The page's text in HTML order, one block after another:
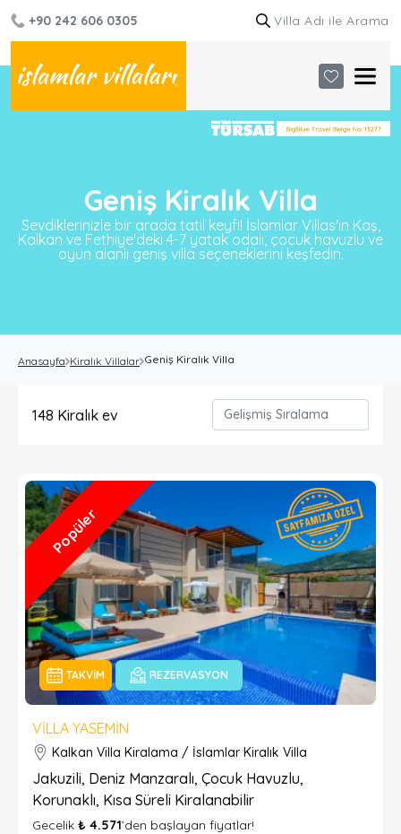
+90 242 606 0305
Geniş Kiralık Villa
Sevdiklerinizle bir arada tatil keyfi! İslamlar Villas'ın Kaş,
Kalkan ve Fethiye'deki 4-7 yatak odalı, çocuk havuzlu ve
oyun alanlı geniş villa seçeneklerini keşfedin.
Anasayfa Kiralık Villalar Geniş Kiralık Villa
148 Kiralık ev
TAKVIM REZERVASYON
Popüler
VILLA YASEMIN
Kalkan Villa Kiralama / İslamlar Kiralık Villa
Jakuzili, Deniz Manzaralı, Çocuk Havuzlu,
Korunaklı, Kısa Süreli Kiralanabilir
Gecelik ₺ 4.571’den başlayan fiyatlar!